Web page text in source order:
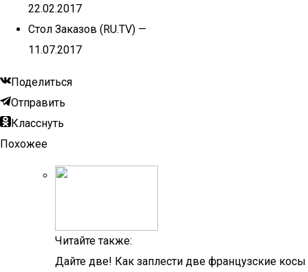
22.02.2017
Стол Заказов (RU.TV) —
11.07.2017
Поделиться
Отправить
Класснуть
Похожее
Читайте также:
Дайте две! Как заплести две французские косы